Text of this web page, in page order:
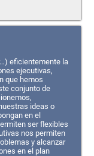
eficientemente la
ejecutivas,
que hemos
conjunto de
ideas o
en el
ser flexibles
nos permiten
y alcanzar
en el plan